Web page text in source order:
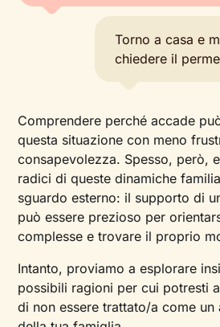
Torno a casa e
chiedere il
Comprendere perché accade
questa situazione con meno
consapevolezza. Spesso, però,
radici di queste dinamiche
sguardo esterno: il supporto di
può essere prezioso per
complesse e trovare il proprio
Intanto, proviamo a esplorare
possibili ragioni per cui potresti
di non essere trattato/a come un